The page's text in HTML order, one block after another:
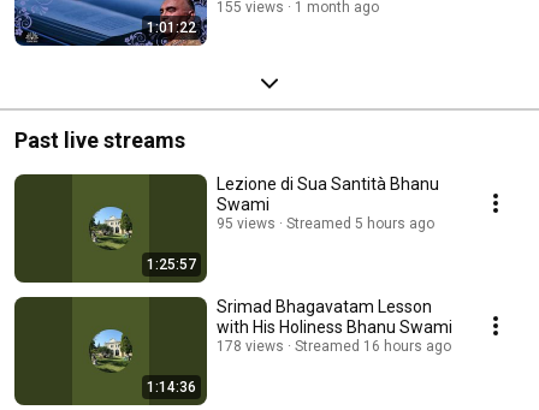
1:01:22
155 views 1 month ago
Past live streams
1:25:57
Lezione di Sua Santità Bhanu
Swami
95 views Streamed 5 hours ago
1:14:36
Srimad Bhagavatam Lesson
with His Holiness Bhanu Swami
178 views Streamed 16 hours ago